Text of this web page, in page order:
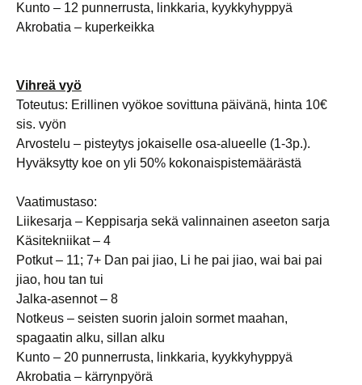
Kunto – 12 punnerrusta, linkkaria, kyykkyhyppyä
Akrobatia – kuperkeikka
Vihreä vyö
Toteutus: Erillinen vyökoe sovittuna päivänä, hinta 10€
sis. vyön
Arvostelu – pisteytys jokaiselle osa-alueelle (1-3p.).
Hyväksytty koe on yli 50% kokonaispistemäärästä
Vaatimustaso:
Liikesarja – Keppisarja sekä valinnainen aseeton sarja
Käsitekniikat – 4
Potkut – 11; 7+ Dan pai jiao, Li he pai jiao, wai bai pai
jiao, hou tan tui
Jalka-asennot – 8
Notkeus – seisten suorin jaloin sormet maahan,
spagaatin alku, sillan alku
Kunto – 20 punnerrusta, linkkaria, kyykkyhyppyä
Akrobatia – kärrynpyörä